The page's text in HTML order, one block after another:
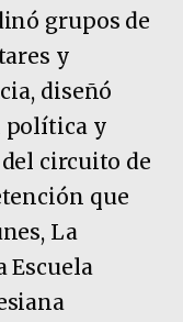
grupos de
y
diseñó
política y
circuito de
que
La
Escuela